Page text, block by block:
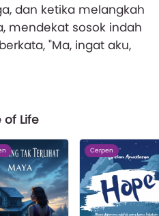
dan ketika melangkah
mendekat sosok indah
"Ma, ingat aku,
of Life
Cerpen